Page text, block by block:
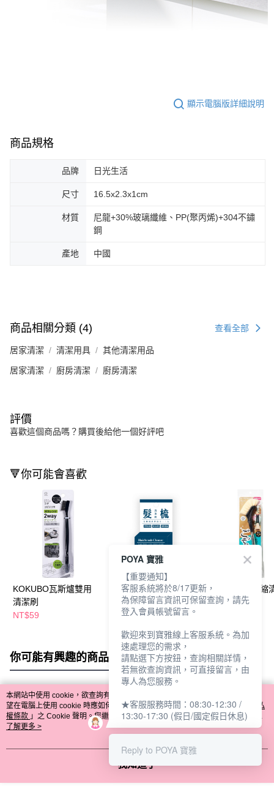
顯示電腦版詳細說明
商品規格
品牌 日光生活
尺寸 16.5x2.3x1cm
材質
尼龍+30%玻璃纖維、PP(聚丙烯)+304不鏽
鋼
產地 中國
商品相關分類 (4) 查看全部
居家清潔 清潔用具 其他清潔用品
居家清潔 廚房清潔 廚房清潔
評價
喜歡這個商品嗎？購買後給他一個好評吧
🔻你可能會喜歡
KOKUBO瓦斯爐雙用
清潔刷
NT$59
梳子清潔刷-櫸木
NT$259
日本COGIT伸縮
刷
你可能有興趣的商品 全站排行
熱門標籤
本網站中使用 cookie，欲查詢有關本網站使用 cookie 方式之詳情，及若您不希
望在電腦上使用 cookie 時應如何變更電腦的 cookie 設定，請參閱本網站「
隱私
權條款 」之 Cookie 聲明。您繼續使用本網站即表示您同意本公司得按本網站使
用條款之 Cookie 聲明使用 cookie。
了解更多 >
我知道了
POYA 寶雅
【重要通知】
客服系統將於8/17更新，
為保障留言資訊可保留查詢，請先
登入會員帳號留言。
歡迎來到寶雅線上客服系統。為加
速處理您的需求，
請點選下方按鈕，查詢相關詳情，
若無欲查詢資訊，可直接留言，由
專人為您服務。
★客服服務時間：08:30-12:30 /
13:30-17:30 (假日/國定假日休息)
Reply to POYA 寶雅